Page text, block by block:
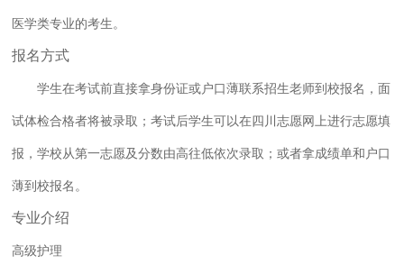
医学类专业的考生。
报名方式
学生在考试前直接拿身份证或户口薄联系招生老师到校报名，面
试体检合格者将被录取；考试后学生可以在四川志愿网上进行志愿填
报，学校从第一志愿及分数由高往低依次录取；或者拿成绩单和户口
薄到校报名。
专业介绍
高级护理